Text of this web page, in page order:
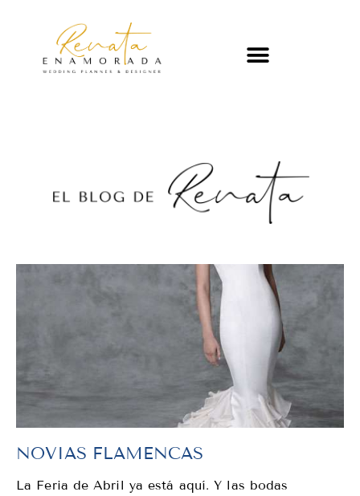
NOVIAS FLAMENCAS
La Feria de Abril ya está aquí. Y las bodas